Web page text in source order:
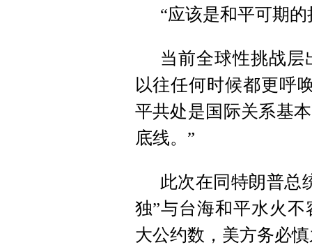
“应该是和平可期
当前全球性挑战
以往任何时候都更呼
平共处是国际关系基
底线。”
此次在同特朗普总
独”与台海和平水火
大公约数，美方务必